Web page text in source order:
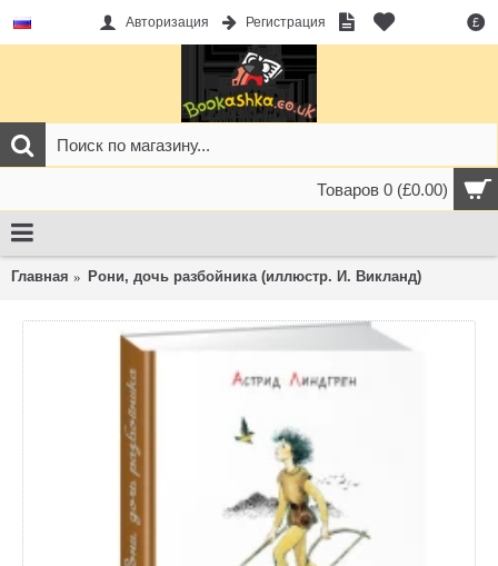
£
Авторизация Регистрация
Товаров 0 (£0.00)
Главная Рони, дочь разбойника (иллюстр. И. Викланд)